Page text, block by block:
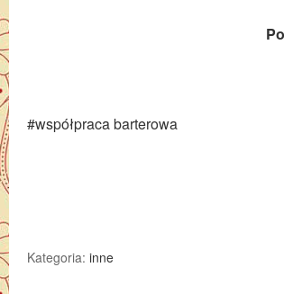
#współpraca barterowa
Kategoria: inne